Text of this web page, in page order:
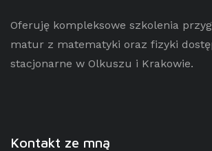
Oferuję kompleksowe szkolenia
matur z matematyki oraz fizyki
stacjonarne w Olkuszu i Krakowie.
Kontakt ze mną